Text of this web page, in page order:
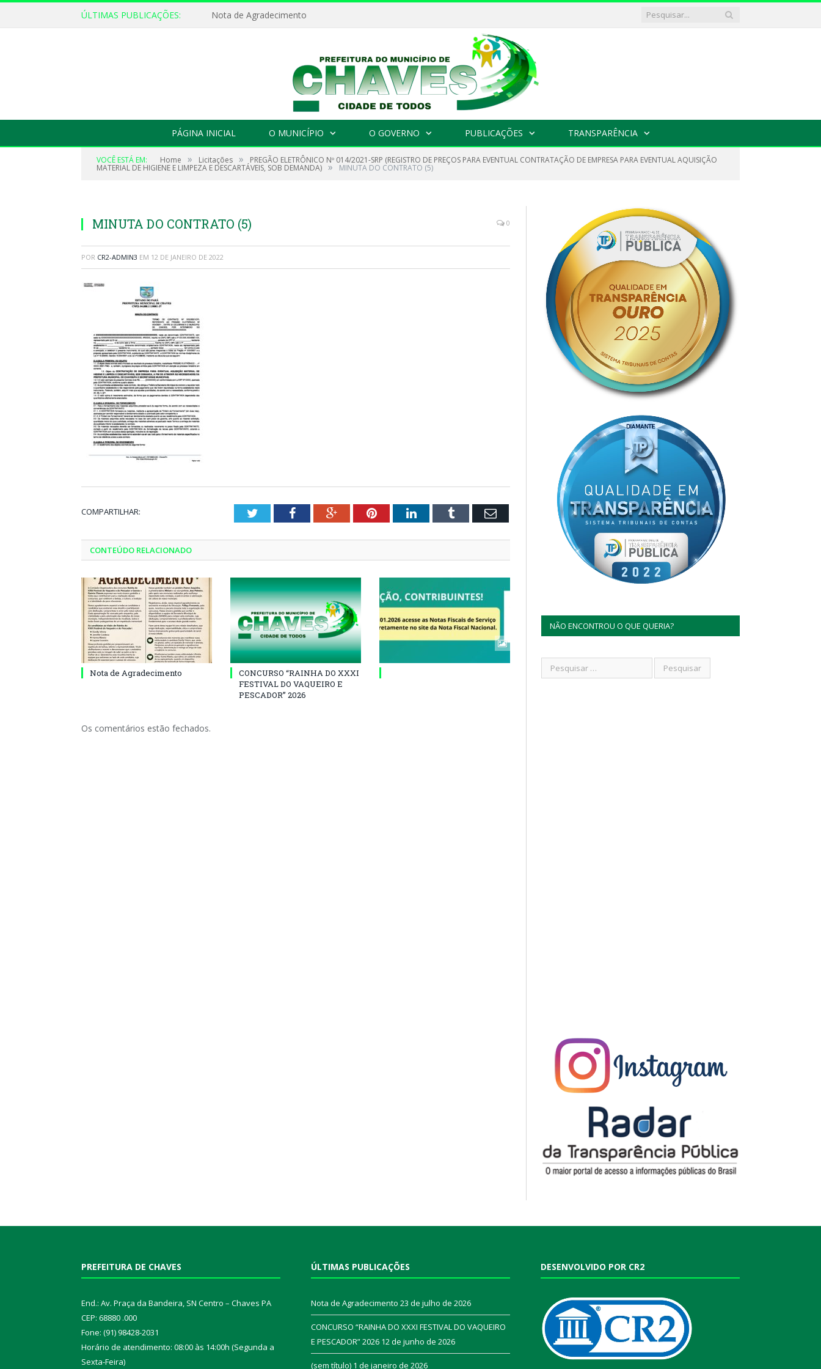
ÚLTIMAS PUBLICAÇÕES: Nota de Agradecimento
PÁGINA INICIAL O MUNICÍPIO O GOVERNO PUBLICAÇÕES TRANSPARÊNCIA
VOCÊ ESTÁ EM: Home » Licitações » PREGÃO ELETRÔNICO Nº 014/2021-SRP (REGISTRO DE PREÇOS PARA EVENTUAL CONTRATAÇÃO DE EMPRESA PARA EVENTUAL AQUISIÇÃO
MATERIAL DE HIGIENE E LIMPEZA E DESCARTÁVEIS, SOB DEMANDA) » MINUTA DO CONTRATO (5)
MINUTA DO CONTRATO (5) 0
POR CR2-ADMIN3 EM 12 DE JANEIRO DE 2022
COMPARTILHAR: TwitterFacebookGoogle+PinterestLinkedInTumblr Email
CONTEÚDO RELACIONADO
Nota de Agradecimento
CONCURSO “RAINHA DO XXXI
FESTIVAL DO VAQUEIRO E
PESCADOR” 2026
Os comentários estão fechados.
NÃO ENCONTROU O QUE QUERIA?
PREFEITURA DE CHAVES
End.: Av. Praça da Bandeira, SN Centro – Chaves PA
CEP: 68880 .000
Fone: (91) 98428-2031
Horário de atendimento: 08:00 às 14:00h (Segunda a
Sexta-Feira)
ÚLTIMAS PUBLICAÇÕES
Nota de Agradecimento 23 de julho de 2026
CONCURSO “RAINHA DO XXXI FESTIVAL DO VAQUEIRO
E PESCADOR” 2026 12 de junho de 2026
(sem título) 1 de janeiro de 2026
DESENVOLVIDO POR CR2